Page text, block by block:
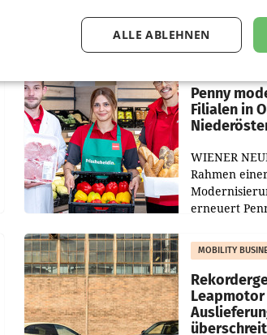
dank
operativ
gemacht und
übertroffen.
Penny
Filialen in
WIENER
Rahmen
erneuert
Die beiden
Haag sowie
MOBILITY
ALLE ABLEHNEN